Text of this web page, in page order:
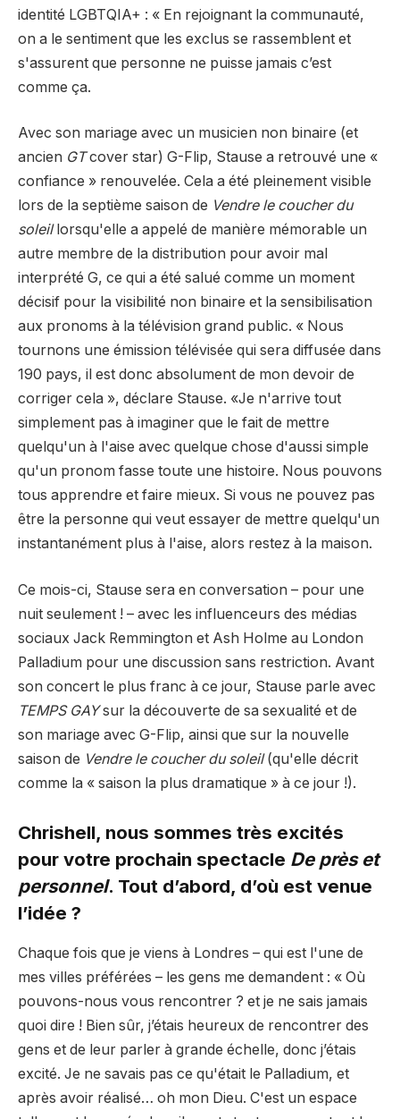
identité LGBTQIA+ : « En rejoignant la communauté,
on a le sentiment que les exclus se rassemblent et
s'assurent que personne ne puisse jamais c’est
comme ça.
Avec son mariage avec un musicien non binaire (et
ancien GTcover star) G-Flip, Stause a retrouvé une «
confiance » renouvelée. Cela a été pleinement visible
lors de la septième saison de Vendre le coucher du
soleillorsqu'elle a appelé de manière mémorable un
autre membre de la distribution pour avoir mal
interprété G, ce qui a été salué comme un moment
décisif pour la visibilité non binaire et la sensibilisation
aux pronoms à la télévision grand public. « Nous
tournons une émission télévisée qui sera diffusée dans
190 pays, il est donc absolument de mon devoir de
corriger cela », déclare Stause. «Je n'arrive tout
simplement pas à imaginer que le fait de mettre
quelqu'un à l'aise avec quelque chose d'aussi simple
qu'un pronom fasse toute une histoire. Nous pouvons
tous apprendre et faire mieux. Si vous ne pouvez pas
être la personne qui veut essayer de mettre quelqu'un
instantanément plus à l'aise, alors restez à la maison.
Ce mois-ci, Stause sera en conversation – pour une
nuit seulement ! – avec les influenceurs des médias
sociaux Jack Remmington et Ash Holme au London
Palladium pour une discussion sans restriction. Avant
son concert le plus franc à ce jour, Stause parle avec
TEMPS GAYsur la découverte de sa sexualité et de
son mariage avec G-Flip, ainsi que sur la nouvelle
saison de Vendre le coucher du soleil(qu'elle décrit
comme la « saison la plus dramatique » à ce jour !).
Chrishell, nous sommes très excités
pour votre prochain spectacle De près et
personnel. Tout d’abord, d’où est venue
l’idée ?
Chaque fois que je viens à Londres – qui est l'une de
mes villes préférées – les gens me demandent : « Où
pouvons-nous vous rencontrer ? et je ne sais jamais
quoi dire ! Bien sûr, j’étais heureux de rencontrer des
gens et de leur parler à grande échelle, donc j’étais
excité. Je ne savais pas ce qu'était le Palladium, et
après avoir réalisé… oh mon Dieu. C'est un espace